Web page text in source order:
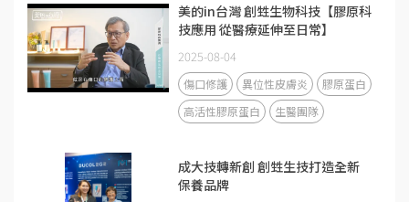
美的in台灣 創甡生物科技【膠原科
技應用 從醫療延伸至日常】
2025-08-04
傷口修護 異位性皮膚炎
膠原蛋白
高活性膠原蛋白
生醫團隊
成大技轉新創 創甡生技打造全新
保養品牌